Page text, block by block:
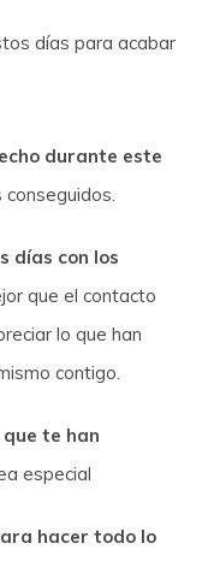
días para acabar
durante este
días con los
que el contacto
lo que han
contigo.
te han
especial
hacer todo lo